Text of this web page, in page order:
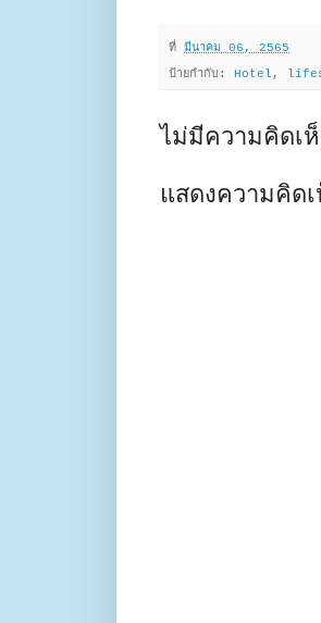
ที่ มีนาคม 06, 2565
ป้ายกำกับ: Hotel ,
ไม่มีความคิดเ
แสดงความคิด